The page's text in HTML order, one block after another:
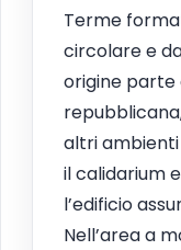
Terme
circolare e
origine parte
altri ambienti
il calidarium
l’edificio
Nell’area a